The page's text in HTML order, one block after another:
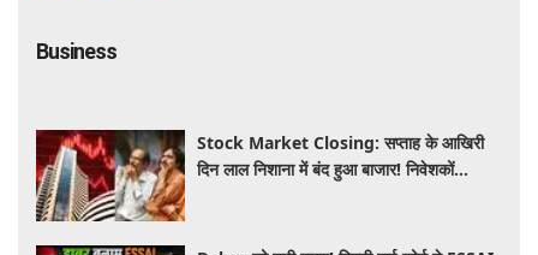
Business
Stock Market Closing: सप्ताह के आखिरी
दिन लाल निशाना में बंद हुआ बाजार! निवेशकों